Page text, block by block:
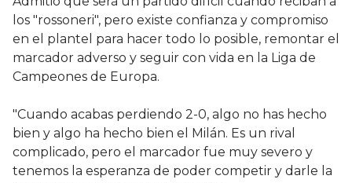
los "rossoneri", pero existe confianza y compromiso
en el plantel para hacer todo lo posible, remontar el
marcador adverso y seguir con vida en la Liga de
Campeones de Europa.
"Cuando acabas perdiendo 2-0, algo no has hecho
bien y algo ha hecho bien el Milán. Es un rival
complicado, pero el marcador fue muy severo y
tenemos la esperanza de poder competir y darle la